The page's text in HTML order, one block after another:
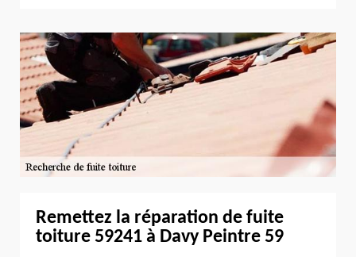
Remettez la réparation de fuite
toiture 59241 à Davy Peintre 59